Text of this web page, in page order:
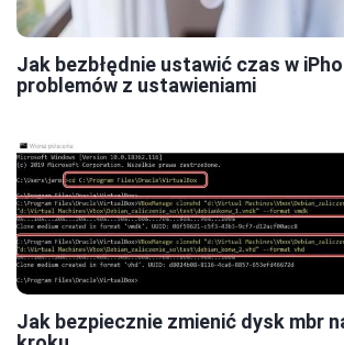
Jak bezbłędnie ustawić czas w
problemów z ustawieniami
Jak bezpiecznie zmienić dysk mbr